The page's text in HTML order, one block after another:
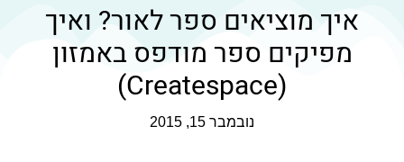
איך מוציאים ספר לאור? ואיך
מפיקים ספר מודפס באמזון
(Createspace)
נובמבר 15, 2015